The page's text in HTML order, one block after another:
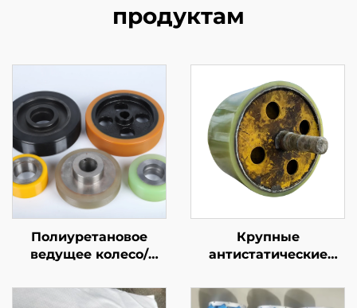
продуктам
Полиуретановое
ведущее колесо/
тяговое колесо/
Крупные
антистатические
резиновые ролики